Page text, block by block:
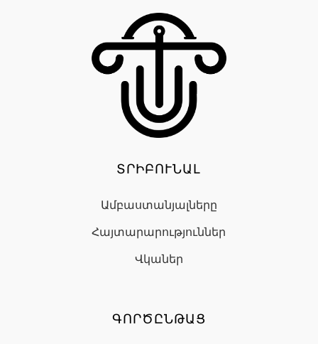
ՏՐԻԲՈՒՆԱԼ
Ամբաստանյալները
Հայտարարություններ
Վկաներ
ԳՈՐԾԸՆԹԱՑ